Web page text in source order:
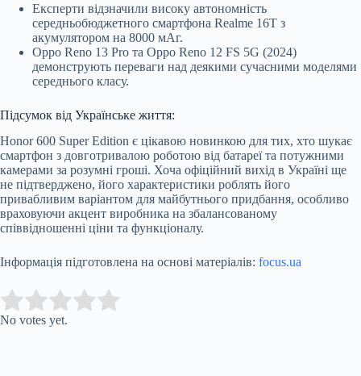
Експерти відзначили високу автономність
середньобюджетного смартфона Realme 16T з
акумулятором на 8000 мАг.
Oppo Reno 13 Pro та Oppo Reno 12 FS 5G (2024)
демонструють переваги над деякими сучасними моделями
середнього класу.
Підсумок від Українське життя:
Honor 600 Super Edition є цікавою новинкою для тих, хто шукає
смартфон з довготривалою роботою від батареї та потужними
камерами за розумні гроші. Хоча офіційний вихід в Україні ще
не підтверджено, його характеристики роблять його
привабливим варіантом для майбутнього придбання, особливо
враховуючи акцент виробника на збалансованому
співвідношенні ціни та функціоналу.
Інформація підготовлена на основі матеріалів: focus.ua
Rate this item:
No votes yet.